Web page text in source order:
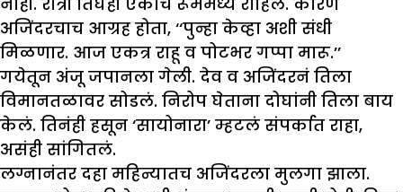
अजिंदरचाच आग्रह होता, ‘‘पुन्हा केव्हा अशी संधी
मिळणार. आज एकत्र राहू व पोटभर गप्पा मारू.’’
गयेतून अंजू जपानला गेली. देव व अजिंदरनं तिला
विमानतळावर सोडलं. निरोप घेताना दोघांनी तिला बाय
केलं. तिनंही हसून ‘सायोनारा’ म्हटलं संपर्कात राहा,
असंही सांगितलं.
लग्नानंतर दहा महिन्यातच अजिंदरला मुलगा झाला.